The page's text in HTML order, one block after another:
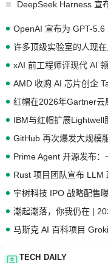
OpenAI 宣布为 GPT-
许多顶级实验室的人现
xAI 前工程师评现代 AI
红帽在2026年Gartner云
GitHub 再次爆发大规模
潮起潮落，你我仍在 |
马斯克 AI 百科项目
TECH DAILY